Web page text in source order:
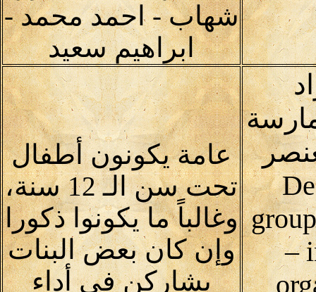
شهاب - احمد محمد -
ابراهيم سعيد
–
عامة يكونون أطفال
تحت سن الـ 12 سنة،
وغالباً ما يكونوا ذكورا
وإن كان بعض البنات
يشاركن في أداء